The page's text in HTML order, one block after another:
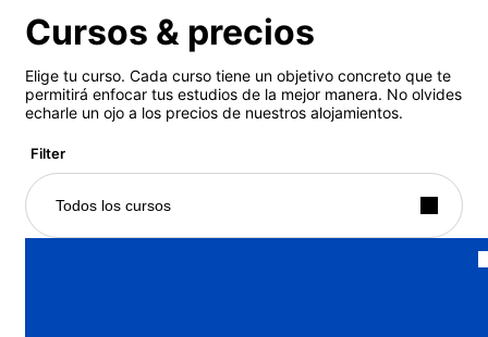
Cursos & precios
Elige tu curso. Cada curso tiene un objetivo concreto que te
permitirá enfocar tus estudios de la mejor manera. No olvides
echarle un ojo a los precios de nuestros alojamientos.
Filter
Todos los cursos